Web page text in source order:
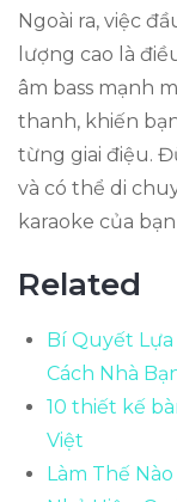
Ngoài ra, việc
lượng cao là
âm bass mạnh
thanh, khiến
từng giai điệu.
và có thể di
karaoke của
Related
Bí Quyết
Cách Nhà
10 thiết kế
Việt
Làm Thế